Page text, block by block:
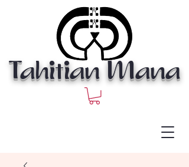
Tahitian Mana